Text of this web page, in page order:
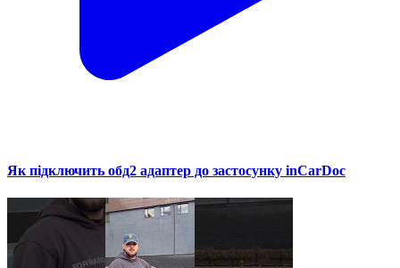
Як підключить обд2 адаптер до застосунку inCarDoc